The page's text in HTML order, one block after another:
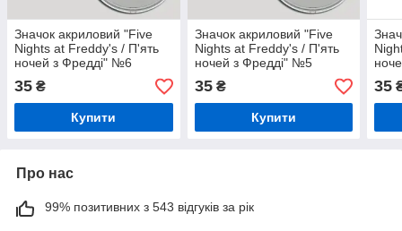
Значок акриловий "Five
Nights at Freddy's / П'ять
ночей з Фредді" №6
35 ₴
Купити
Значок акриловий "Five
Nights at Freddy's / П'ять
ночей з Фредді" №5
35₴
Купити
35
Про нас
99% позитивних з 543 відгуків за рік